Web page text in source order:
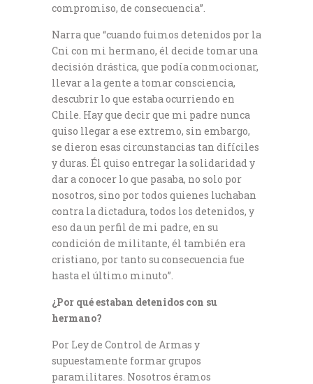
compromiso, de consecuencia”.
Narra que “cuando fuimos detenidos por la
Cni con mi hermano, él decide tomar una
decisión drástica, que podía conmocionar,
llevar a la gente a tomar consciencia,
descubrir lo que estaba ocurriendo en
Chile. Hay que decir que mi padre nunca
quiso llegar a ese extremo, sin embargo,
se dieron esas circunstancias tan difíciles
y duras. Él quiso entregar la solidaridad y
dar a conocer lo que pasaba, no solo por
nosotros, sino por todos quienes luchaban
contra la dictadura, todos los detenidos, y
eso da un perfil de mi padre, en su
condición de militante, él también era
cristiano, por tanto su consecuencia fue
hasta el último minuto”.
¿Por qué estaban detenidos con su
hermano?
Por Ley de Control de Armas y
supuestamente formar grupos
paramilitares. Nosotros éramos